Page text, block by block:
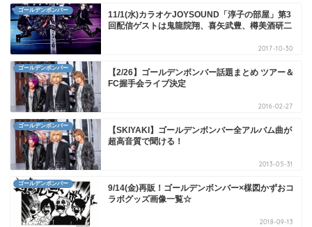
ゴールデンボンバー
11/1(水)カラオケJOYSOUND「淳子の部屋」第3
回配信ゲストは鬼龍院翔、喜矢武豊、樽美酒研二
2017-10-30
ゴールデンボンバー
【2/26】ゴールデンボンバー話題まとめ ツアー＆
FC握手会ライブ決定
2016-02-27
ゴールデンボンバー
【SKIYAKI】ゴールデンボンバー全アルバム曲が
超高音質で聞ける！
2013-05-31
ゴールデンボンバー
9/14(金)再販！ゴールデンボンバー×楳図かずおコ
ラボグッズ画像一覧☆
2018-09-13